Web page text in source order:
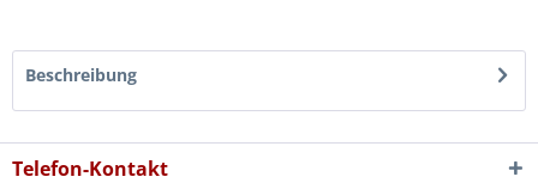
Beschreibung
Telefon-Kontakt